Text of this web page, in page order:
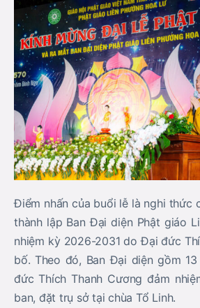
Điểm nhấn của buổi lễ là nghi thức
thành lập Ban Đại diện Phật giáo
nhiệm kỳ 2026-2031 do Đại đức
bố. Theo đó, Ban Đại diện gồm
đức Thích Thanh Cương đảm
ban, đặt trụ sở tại chùa Tổ Linh.